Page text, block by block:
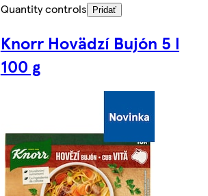
Quantity controls
Pridať
Knorr Hovädzí Bujón 5 l
100 g